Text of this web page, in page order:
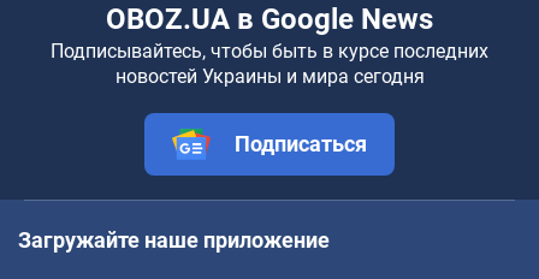
OBOZ.UA в Google News
Подписывайтесь, чтобы быть в курсе последних
новостей Украины и мира сегодня
Подписаться
Загружайте наше приложение